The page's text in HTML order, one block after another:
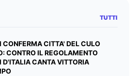
TUTTI
CONFERMA CITTA' DEL CULO
CONTRO IL REGOLAMENTO
D'ITALIA CANTA VITTORIA